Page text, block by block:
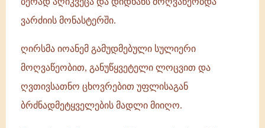
ვარძიის მონასტერში.
ღირსმა იოანემ გამუდმებული სულიერი
მოღვაწეობით, განუწყვეტელი ლოცვით და
ღვთივსათნო ცხოვრებით უფლისაგან
ბრძნადმეტყველების მადლი მიიღო.